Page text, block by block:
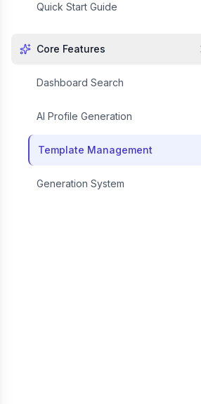
Quick Start Guide
Core Features
Dashboard Search
AI Profile Generation
Template Management
Generation System